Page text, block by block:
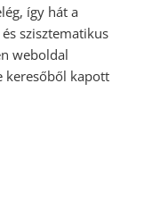
így hát a
szisztematikus
weboldal
keresőből kapott